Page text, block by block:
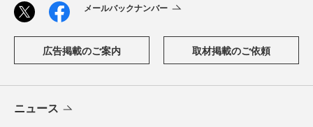
メールバックナンバー
広告掲載のご案内 取材掲載のご依頼
ニュース